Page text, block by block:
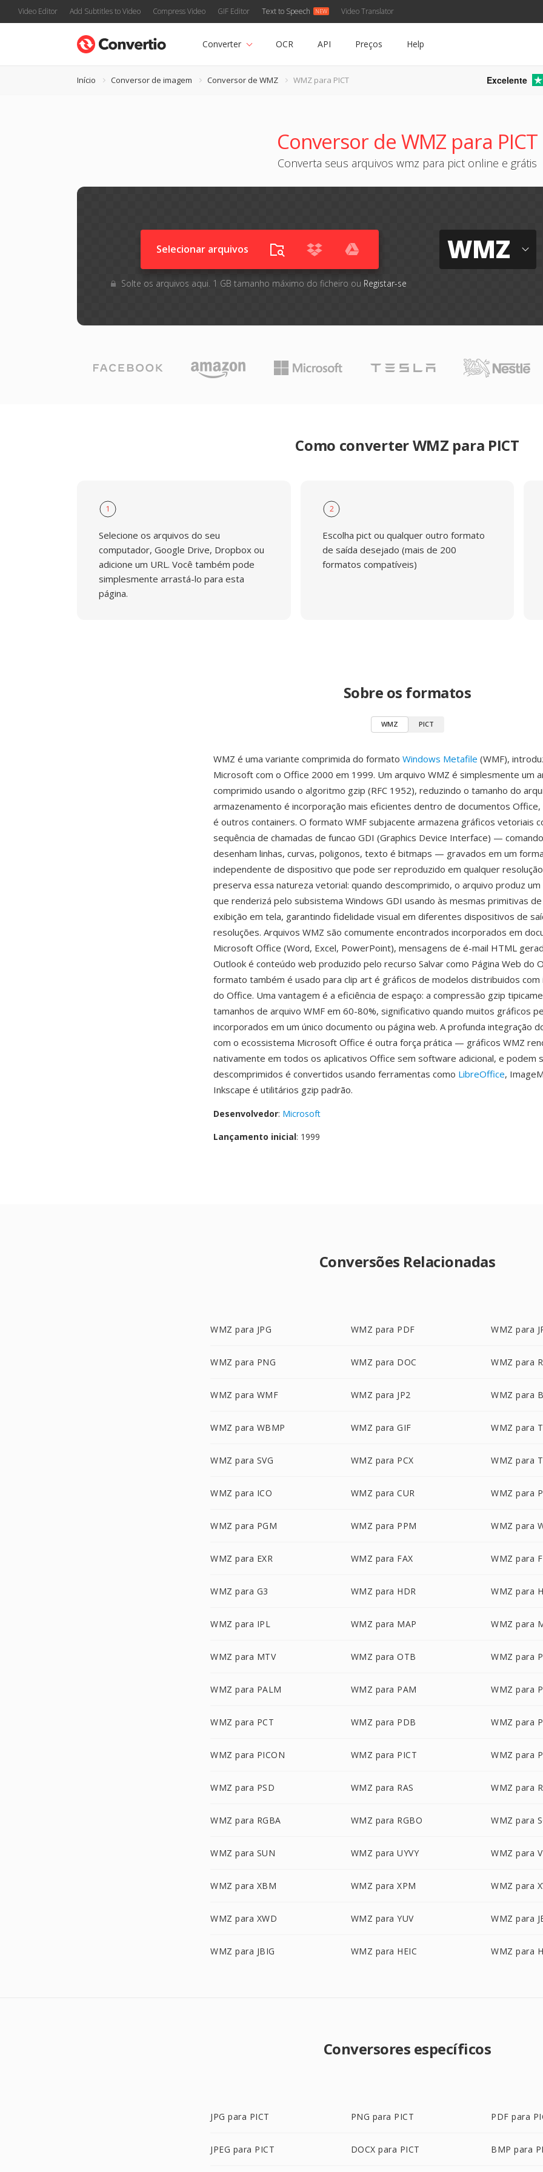
Video Editor Add Subtitles to Video Compress Video GIF Editor Text to Speech Video Translator
Converter OCR API Preços Help
Início Conversor de imagem Conversor de WMZ WMZ para PICT Excelente
Conversor de WMZ para PICT
Converta seus arquivos wmz para pict online e grátis
Selecionar arquivos
Solte os arquivos aqui. 1 GB tamanho máximo do ficheiro ou Registar-se
WMZ
Como converter WMZ para PICT
1
Selecione os arquivos do seu
computador, Google Drive, Dropbox ou
adicione um URL. Você também pode
simplesmente arrastá-lo para esta
página.
2
Escolha pict ou qualquer outro formato
de saída desejado (mais de 200
formatos compatíveis)
Sobre os formatos
WMZ PICT
WMZ é uma variante comprimida do formato Windows Metafile (WMF),
Microsoft com o Office 2000 em 1999. Um arquivo WMZ é simplesmente um
comprimido usando o algoritmo gzip (RFC 1952), reduzindo o tamanho do
armazenamento é incorporação mais eficientes dentro de documentos
é outros containers. O formato WMF subjacente armazena gráficos vetoriais
sequência de chamadas de funcao GDI (Graphics Device Interface) —
desenham linhas, curvas, poligonos, texto é bitmaps — gravados em um
independente de dispositivo que pode ser reproduzido em qualquer
preserva essa natureza vetorial: quando descomprimido, o arquivo produz um
que renderizá pelo subsistema Windows GDI usando às mesmas primitivas
exibição em tela, garantindo fidelidade visual em diferentes dispositivos de
resoluções. Arquivos WMZ são comumente encontrados incorporados em
Microsoft Office (Word, Excel, PowerPoint), mensagens de é-mail HTML
Outlook é conteúdo web produzido pelo recurso Salvar como Página Web do
formato também é usado para clip art é gráficos de modelos distribuidos com
do Office. Uma vantagem é a eficiência de espaço: a compressão gzip
tamanhos de arquivo WMF em 60-80%, significativo quando muitos gráficos
incorporados em um único documento ou página web. A profunda integração
com o ecossistema Microsoft Office é outra força prática — gráficos WMZ
nativamente em todos os aplicativos Office sem software adicional, e podem
descomprimidos é convertidos usando ferramentas como LibreOffice,
Inkscape é utilitários gzip padrão.
Desenvolvedor: Microsoft
Lançamento inicial: 1999
Conversões Relacionadas
WMZ para JPG WMZ para PDF WMZ para
WMZ para PNG WMZ para DOC WMZ para
WMZ para WMF WMZ para JP2 WMZ para
WMZ para WBMP WMZ para GIF WMZ para
WMZ para SVG WMZ para PCX WMZ para
WMZ para ICO WMZ para CUR WMZ para
WMZ para PGM WMZ para PPM WMZ para
WMZ para EXR WMZ para FAX WMZ para
WMZ para G3 WMZ para HDR WMZ para
WMZ para IPL WMZ para MAP WMZ para
WMZ para MTV WMZ para OTB WMZ para
WMZ para PALM WMZ para PAM WMZ para
WMZ para PCT WMZ para PDB WMZ para
WMZ para PICON WMZ para PICT WMZ para
WMZ para PSD WMZ para RAS WMZ para
WMZ para RGBA WMZ para RGBO WMZ para
WMZ para SUN WMZ para UYVY WMZ para
WMZ para XBM WMZ para XPM WMZ para
WMZ para XWD WMZ para YUV WMZ para
WMZ para JBIG WMZ para HEIC WMZ para
Conversores específicos
JPG para PICT PNG para PICT PDF para
JPEG para PICT DOCX para PICT BMP para